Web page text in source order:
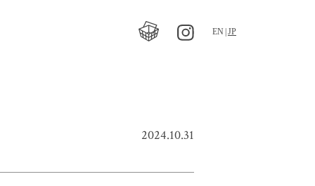
EN JP
2024.10.31